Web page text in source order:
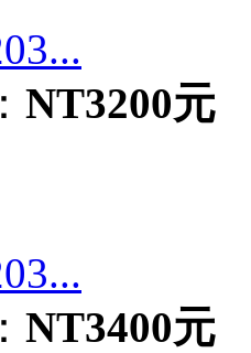
NT3200元
NT3400元